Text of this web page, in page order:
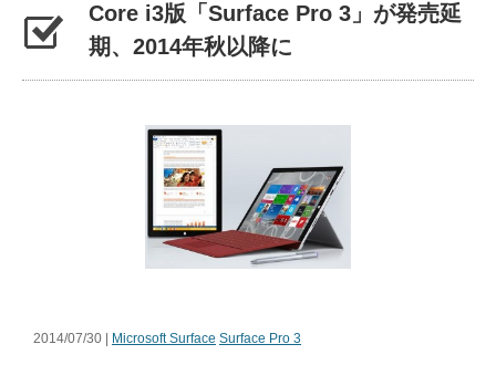
Core i3版「Surface Pro 3」が発売延
期、2014年秋以降に
2014/07/30 | Microsoft Surface Surface Pro 3